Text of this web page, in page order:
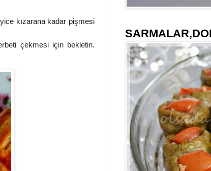
kızarana kadar pişmesi
çekmesi için bekletin.